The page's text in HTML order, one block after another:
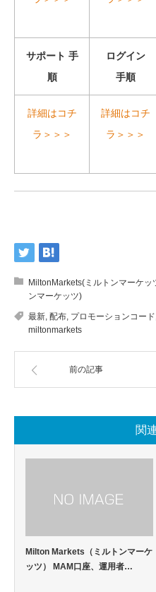
サポート 手
順
ログイン
手順
詳細はコチ
ラ＞＞＞
詳細はコチ
ラ＞＞＞
MiltonMarkets(ミルトンマーケッ
ンマーケッツ)
最新 配布 プロモーションコード
miltonmarkets
前の記事
関
Milton Markets（ミルトンマーケ
ッツ） MAM口座、運用者…